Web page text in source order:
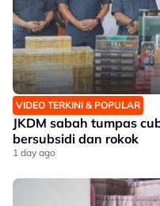
VIDEO TERKINI & POPULAR
JKDM sabah tumpas
bersubsidi dan rokok
1 day ago